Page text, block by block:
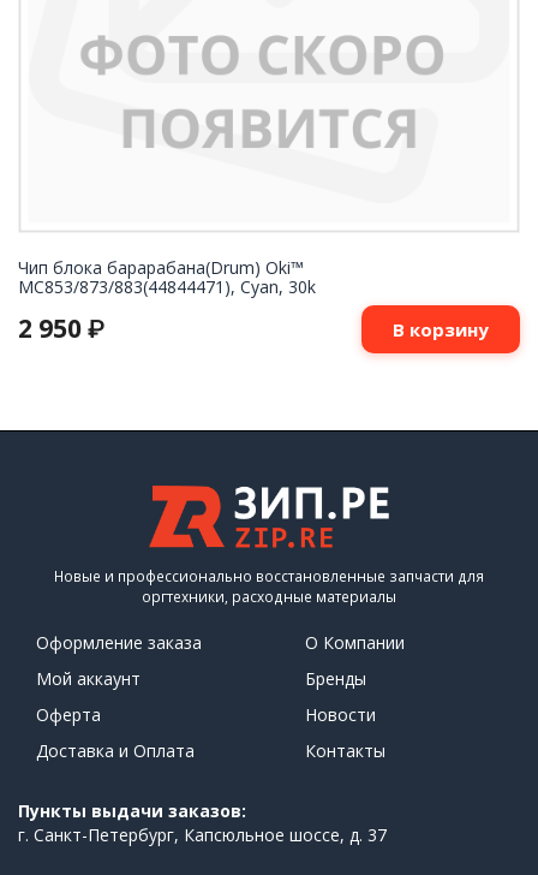
Чип блока барарабана(Drum) Oki™
MC853/873/883(44844471), Cyan, 30k
2 950 ₽ В корзину
Новые и профессионально восстановленные запчасти для
оргтехники, расходные материалы
Оформление заказа
Мой аккаунт
Оферта
Доставка и Оплата
О Компании
Бренды
Новости
Контакты
Пункты выдачи заказов:
г. Санкт-Петербург, Капсюльное шоссе, д. 37